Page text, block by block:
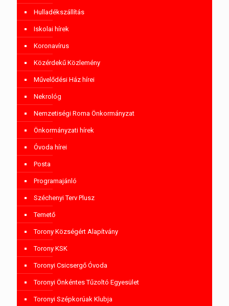
Hulladékszállítás
Iskolai hírek
Koronavírus
Közérdekű Közlemény
Művelődési Ház hírei
Nekrológ
Nemzetiségi Roma Önkormányzat
Önkormányzati hírek
Óvoda hírei
Posta
Programajánló
Széchenyi Terv Plusz
Temető
Torony Községért Alapítvány
Torony KSK
Toronyi Csicsergő Óvoda
Toronyi Önkéntes Tűzoltó Egyesület
Toronyi Szépkorúak Klubja